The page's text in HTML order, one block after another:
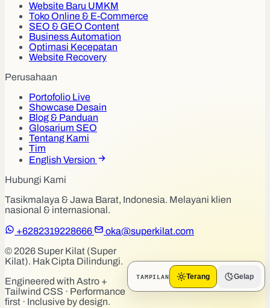
Website Baru UMKM
Toko Online & E-Commerce
SEO & GEO Content
Business Automation
Optimasi Kecepatan
Website Recovery
Perusahaan
Portofolio Live
Showcase Desain
Blog & Panduan
Glosarium SEO
Tentang Kami
Tim
English Version
Hubungi Kami
Tasikmalaya & Jawa Barat, Indonesia. Melayani klien
nasional & internasional.
+6282319228666
oka@superkilat.com
© 2026 Super Kilat (Super
Kilat). Hak Cipta Dilindungi.
Engineered with Astro +
Tailwind CSS · Performance
first · Inclusive by design.
TAMPILAN Terang Gelap